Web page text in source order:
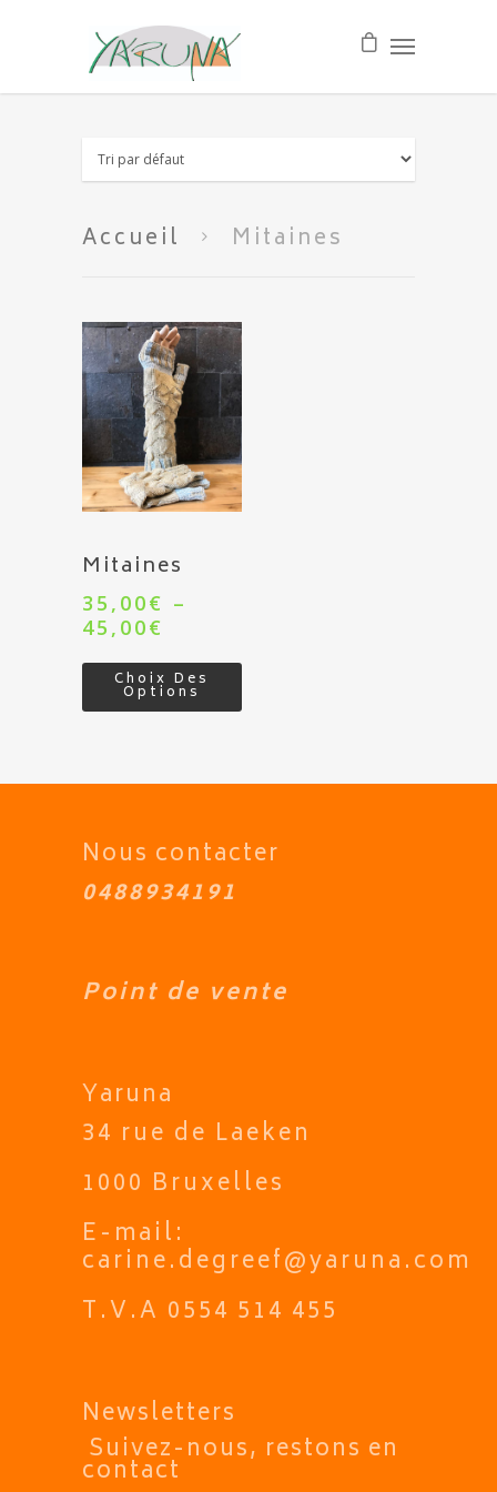
Accueil Mitaines
Mitaines
35,00€ –
45,00€
Choix Des
Options
Nous contacter
0488934191
Point de vente
Yaruna
34 rue de Laeken
1000 Bruxelles
E-mail:
carine.degreef@yaruna.com
T.V.A 0554 514 455
Newsletters
Suivez-nous, restons en
contact